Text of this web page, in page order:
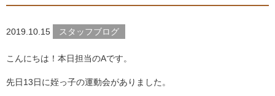
2019.10.15 スタッフブログ
こんにちは！本日担当のAです。
先日13日に姪っ子の運動会がありました。